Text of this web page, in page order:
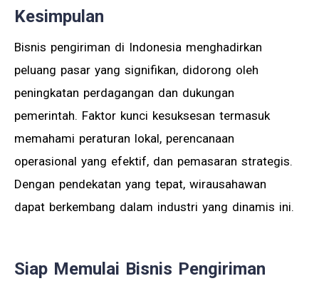
Kesimpulan
Bisnis pengiriman di Indonesia menghadirkan
peluang pasar yang signifikan, didorong oleh
peningkatan perdagangan dan dukungan
pemerintah. Faktor kunci kesuksesan termasuk
memahami peraturan lokal, perencanaan
operasional yang efektif, dan pemasaran strategis.
Dengan pendekatan yang tepat, wirausahawan
dapat berkembang dalam industri yang dinamis ini.
Siap Memulai Bisnis Pengiriman